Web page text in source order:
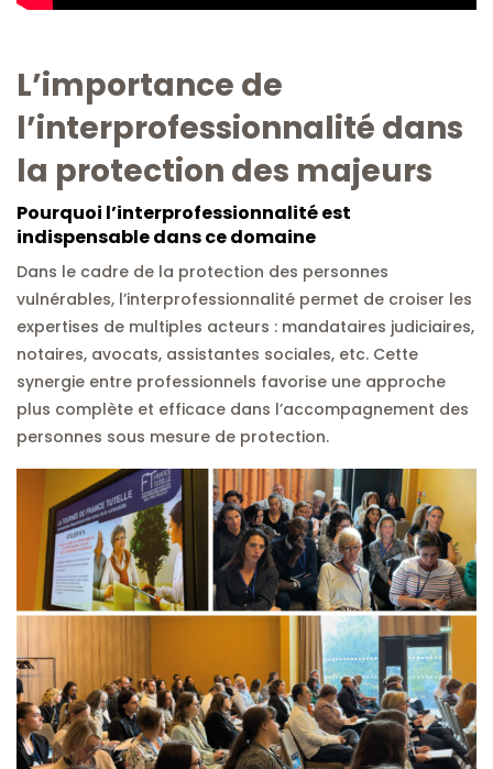
L’importance de
l’interprofessionnalité dans
la protection des majeurs
Pourquoi l’interprofessionnalité est
indispensable dans ce domaine
Dans le cadre de la protection des personnes
vulnérables, l’interprofessionnalité permet de croiser les
expertises de multiples acteurs : mandataires judiciaires,
notaires, avocats, assistantes sociales, etc. Cette
synergie entre professionnels favorise une approche
plus complète et efficace dans l’accompagnement des
personnes sous mesure de protection.